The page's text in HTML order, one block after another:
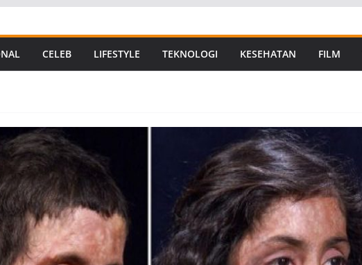
CELEB LIFESTYLE TEKNOLOGI KESEHATAN FILM